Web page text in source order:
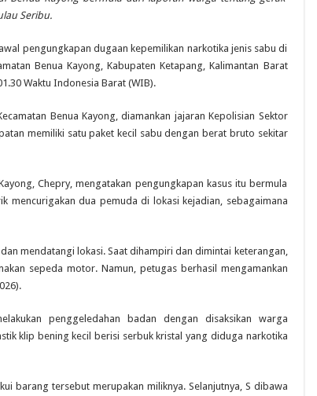
Seribu.
pengungkapan dugaan kepemilikan narkotika jenis sabu di
Benua Kayong, Kabupaten Ketapang, Kalimantan Barat
Waktu Indonesia Barat (WIB).
Benua Kayong, diamankan jajaran Kepolisian Sektor
memiliki satu paket kecil sabu dengan berat bruto sekitar
Chepry, mengatakan pengungkapan kasus itu bermula
mencurigakan dua pemuda di lokasi kejadian, sebagaimana
mendatangi lokasi. Saat dihampiri dan dimintai keterangan,
sepeda motor. Namun, petugas berhasil mengamankan
penggeledahan badan dengan disaksikan warga
klip bening kecil berisi serbuk kristal yang diduga narkotika
barang tersebut merupakan miliknya. Selanjutnya, S dibawa